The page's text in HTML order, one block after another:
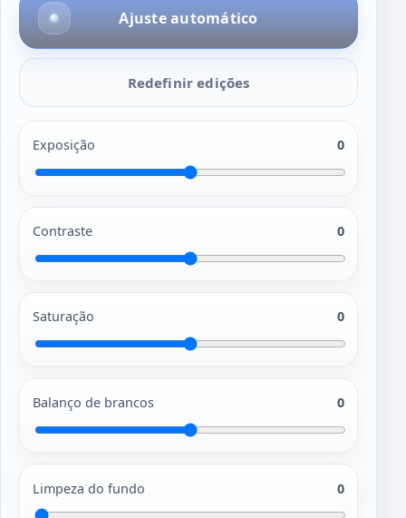
Ajuste automático
Redefinir edições
Exposição 0
Contraste 0
Saturação 0
Balanço de brancos 0
Limpeza do fundo 0